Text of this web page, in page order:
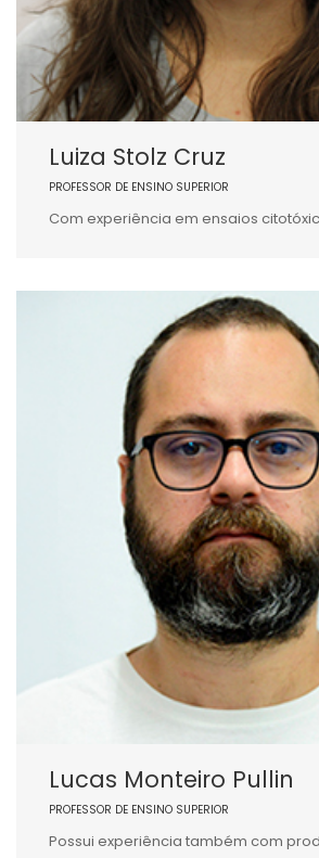
Luiza Stolz Cruz
PROFESSOR DE ENSINO SUPERIOR
Com experiência em ensaios
Lucas Monteiro Pullin
PROFESSOR DE ENSINO SUPERIOR
Possui experiência também com